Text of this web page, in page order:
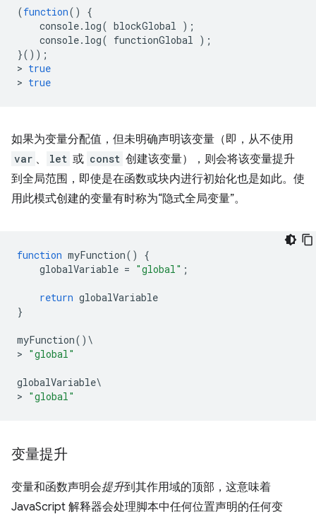
(function()
{
console. log( blockGlobal );
console. log( functionGlobal );
}());
> true
> true
如果为变量分配值，但未明确声明该变量（即，从不使用
var 、 let 或 const 创建该变量），则会将该变量提升
到全局范围，即使是在函数或块内进行初始化也是如此。使
用此模式创建的变量有时称为“隐式全局变量”。
function myFunction()
{
globalVariable = "global" ;
return globalVariable
}
myFunction() \
> "global"
globalVariable\
> "global"
变量提升
变量和函数声明会提升到其作用域的顶部，这意味着
JavaScript 解释器会处理脚本中任何位置声明的任何变